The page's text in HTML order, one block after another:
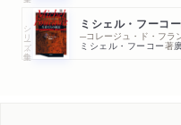
シリーズ・全集 ミシェル・フー
─コレージュ・ド・フラ
ミシェル・フーコー著